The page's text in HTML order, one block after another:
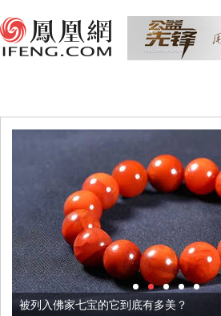
被列入佛家七宝的它到底有多美？